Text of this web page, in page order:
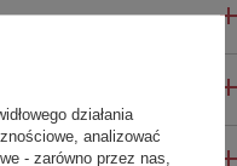
działania
analizować
- zarówno przez nas,